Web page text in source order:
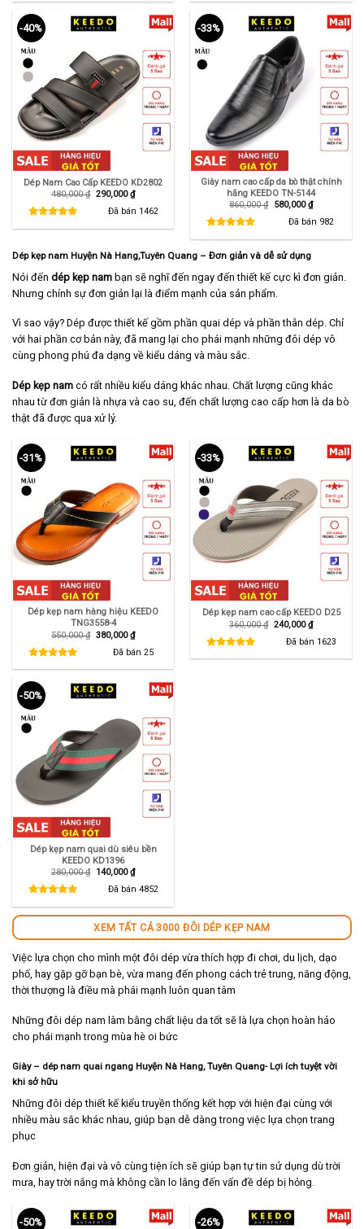
-40%
Dép Nam Cao Cấp KEEDO KD2802
480,000₫ Giá
290,000₫Giá
hiện
tại
Đã bán 1462
-33%
Giày nam cao cấp da bò thật chính
hãng KEEDO TN-5144
860,000₫ Giá
580,000₫Giá
hiện
tại
Đã bán 982
Dép kẹp nam Huyện Nà Hang,Tuyên Quang – Đơn giản và dễ sử dụng
Nói đến dép kẹp nam bạn sẽ nghĩ đến ngay đến thiết kế cực kì đơn giản.
Nhưng chính sự đơn giản lại là điểm mạnh của sản phẩm.
Vì sao vậy? Dép được thiết kế gồm phần quai dép và phần thân dép. Chỉ
với hai phần cơ bản này, đã mang lại cho phái mạnh những đôi dép vô
cùng phong phú đa dạng về kiểu dáng và màu sắc.
Dép kẹp nam có rất nhiều kiểu dáng khác nhau. Chất lượng cũng khác
nhau từ đơn giản là nhựa và cao su, đến chất lượng cao cấp hơn là da bò
thật đã được qua xử lý.
-31%
Dép kẹp nam hàng hiệu KEEDO
TNG3558-4
550,000₫ Giá
550,000 ₫.
380,000₫Giá
hiện
tại
là:
Đã bán 25
-33%
Dép kẹp nam cao cấp KEEDO D25
360,000₫ Giá
360,000 ₫.
240,000₫Giá
hiện
tại
là:
Đã bán 1623
-50%
Dép kẹp nam quai dù siêu bền
KEEDO KD1396
280,000₫ Giá
140,000₫Giá
hiện
tại
Đã bán 4852
XEM TẤT CẢ 3000 ĐÔI DÉP KẸP NAM
Việc lựa chọn cho mình một đôi dép vừa thích hợp đi chơi, du lịch, dạo
phố, hay gặp gỡ bạn bè, vừa mang đến phong cách trẻ trung, năng động,
thời thượng là điều mà phái mạnh luôn quan tâm
Những đôi dép nam làm bằng chất liệu da tốt sẽ là lựa chọn hoàn hảo
cho phái mạnh trong mùa hè oi bức
Giày – dép nam quai ngang Huyện Nà Hang, Tuyên Quang- Lợi ích tuyệt vời
khi sở hữu
Những đôi dép thiết kế kiểu truyền thống kết hợp với hiện đại cùng với
nhiều màu sắc khác nhau, giúp bạn dễ dàng trong việc lựa chọn trang
phục
Đơn giản, hiện đại và vô cùng tiện ích sẽ giúp bạn tự tin sử dụng dù trời
mưa, hay trời nắng mà không cần lo lắng đến vấn đề dép bị hỏng.
-50% -26%